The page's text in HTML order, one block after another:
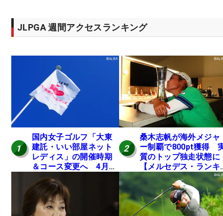
JLPGA 週間アクセスランキング
1
国内女子ゴルフ「大東
建託・いい部屋ネット
レディス」の開催時期
＆コース変更へ 4月に
岐阜で開催
2
桑木志帆が海外メジャ
ー制覇で800pt獲得
質のトップ独走状態に
【メルセデス・ランキ
ング番外編】